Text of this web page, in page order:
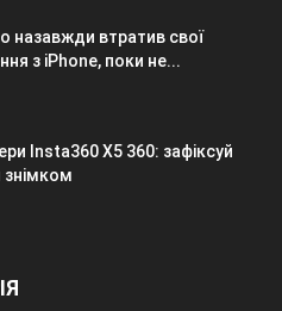
назавжди втратив свої
з iPhone, поки не...
Insta360 X5 360: зафіксуй
знімком